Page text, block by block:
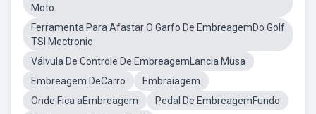
Moto
Ferramenta Para Afastar O Garfo De EmbreagemDo Golf
TSI Mectronic
Válvula De Controle De EmbreagemLancia Musa
Embreagem DeCarro
Embraiagem
Onde Fica aEmbreagem
Pedal De EmbreagemFundo